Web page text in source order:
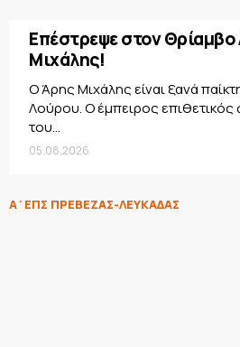
Επέστρεψε στον
Μιχάλης!
Ο Άρης Μιχάλης είναι ξανά
Λούρου. Ο έμπειρος
του...
05.08.2026
Α΄ΕΠΣ ΠΡΕΒΕΖΑΣ-ΛΕΥΚΑΔΑΣ